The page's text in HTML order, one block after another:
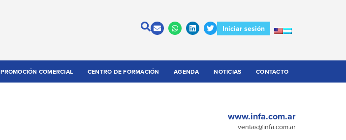
Iniciar sesión
PROMOCIÓN COMERCIAL CENTRO DE FORMACIÓN AGENDA NOTICIAS CONTACTO
www.infa.com.ar
ventas@infa.com.ar